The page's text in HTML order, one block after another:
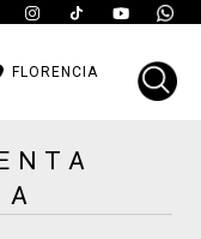
FLORENCIA